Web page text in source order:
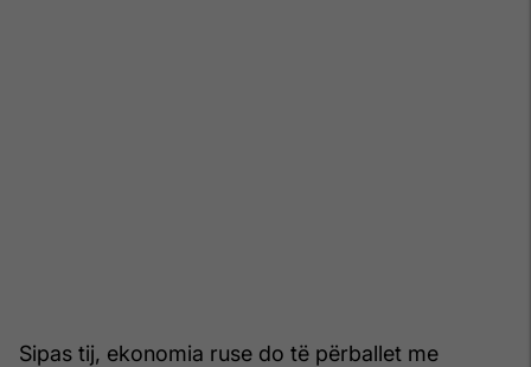
Sipas tij, ekonomia ruse do të përballet me